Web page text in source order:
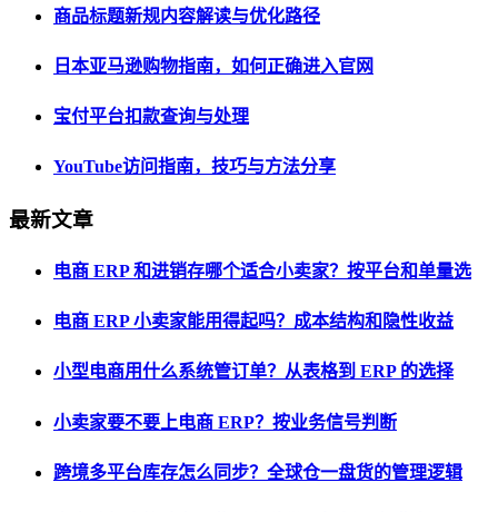
商品标题新规内容解读与优化路径
日本亚马逊购物指南，如何正确进入官网
宝付平台扣款查询与处理
YouTube访问指南，技巧与方法分享
最新文章
电商 ERP 和进销存哪个适合小卖家？按平台和单量选
电商 ERP 小卖家能用得起吗？成本结构和隐性收益
小型电商用什么系统管订单？从表格到 ERP 的选择
小卖家要不要上电商 ERP？按业务信号判断
跨境多平台库存怎么同步？全球仓一盘货的管理逻辑